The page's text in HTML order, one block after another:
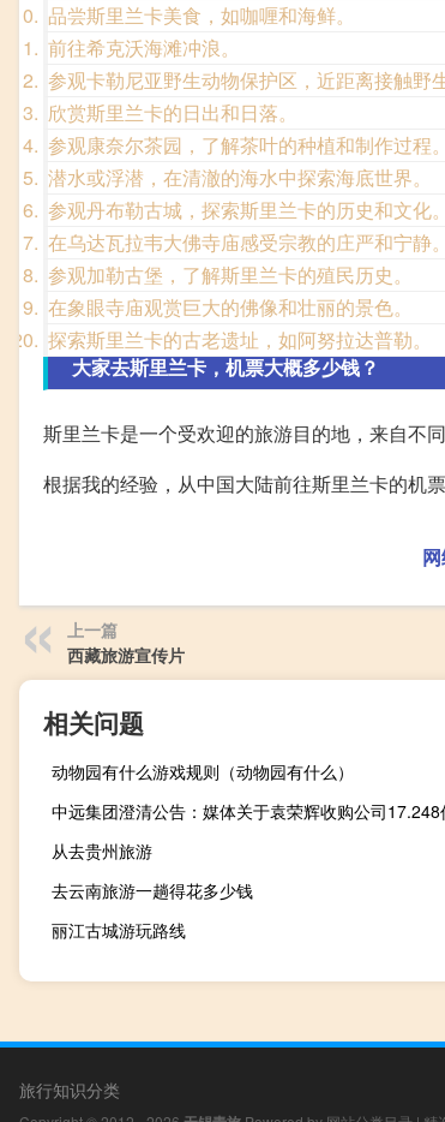
品尝斯里兰卡美食，如咖喱和海鲜。
前往希克沃海滩冲浪。
参观卡勒尼亚野生动物保护区，近距离接触野
欣赏斯里兰卡的日出和日落。
参观康奈尔茶园，了解茶叶的种植和制作过程。
潜水或浮潜，在清澈的海水中探索海底世界。
参观丹布勒古城，探索斯里兰卡的历史和文化。
在乌达瓦拉韦大佛寺庙感受宗教的庄严和宁静。
参观加勒古堡，了解斯里兰卡的殖民历史。
在象眼寺庙观赏巨大的佛像和壮丽的景色。
探索斯里兰卡的古老遗址，如阿努拉达普勒。
大家去斯里兰卡，机票大概多少钱？
斯里兰卡是一个受欢迎的旅游目的地，来自不
根据我的经验，从中国大陆前往斯里兰卡的机
上一篇
西藏旅游宣传片
相关问题
动物园有什么游戏规则（动物园有什么）
中远集团澄清公告：媒体关于袁荣辉收购公司
从去贵州旅游
去云南旅游一趟得花多少钱
丽江古城游玩路线
旅行知识分类